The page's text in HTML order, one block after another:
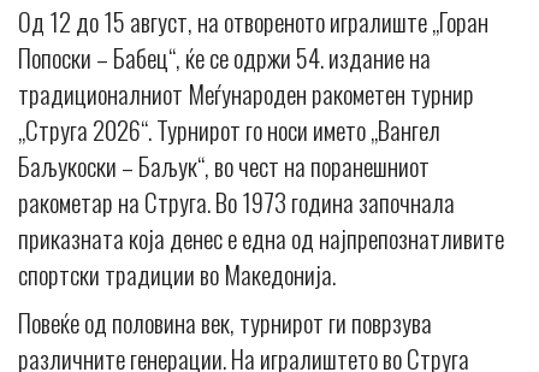
Од 12 до 15 август, на отвореното игралиште „Горан
Попоски – Бабец“, ќе се одржи 54. издание на
традиционалниот Меѓународен ракометен турнир
„Струга 2026“. Турнирот го носи името „Вангел
Баљукоски – Баљук“, во чест на поранешниот
ракометар на Струга. Во 1973 година започнала
приказната која денес е една од најпрепознатливите
спортски традиции во Македонија.
Повеќе од половина век, турнирот ги поврзува
различните генерации. На игралиштето во Струга